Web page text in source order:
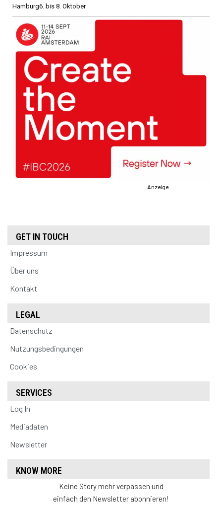
Hamburg6. bis 8. Oktober
Anzeige
GET IN TOUCH
Impressum
Über uns
Kontakt
LEGAL
Datenschutz
Nutzungsbedingungen
Cookies
SERVICES
Log In
Mediadaten
Newsletter
KNOW MORE
Keine Story mehr verpassen und
einfach den Newsletter abonnieren!